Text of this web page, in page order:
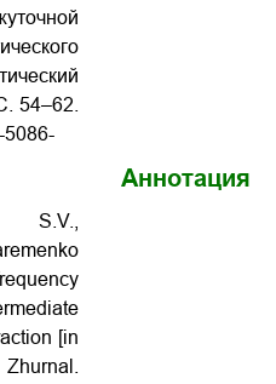
54–62.
5086-
S.V.,
[in
Аннотация